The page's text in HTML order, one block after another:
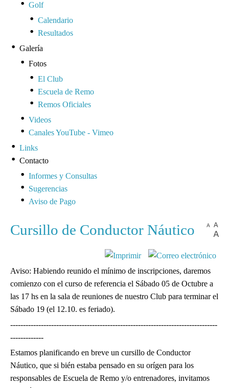
Golf
Calendario
Resultados
Galería
Fotos
El Club
Escuela de Remo
Remos Oficiales
Videos
Canales YouTube - Vimeo
Links
Contacto
Informes y Consultas
Sugerencias
Aviso de Pago
Cursillo de Conductor Náutico
Aviso: Habiendo reunido el mínimo de inscripciones, daremos
comienzo con el curso de referencia el Sábado 05 de Octubre a
las 17 hs en la sala de reuniones de nuestro Club para terminar el
Sábado 19 (el 12.10. es feriado).
---------------------------------------------------------------------------------
-------------
Estamos planificando en breve un cursillo de Conductor
Náutico, que si bién estaba pensado en su orígen para los
responsables de Escuela de Remo y/o entrenadores, invitamos